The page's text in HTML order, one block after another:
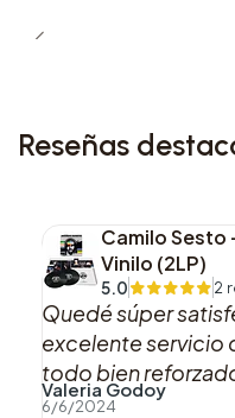
Reseñas
Camilo Sesto
Vinilo (2LP)
5.0
Quedé súper
excelente servicio
todo bien
buena atención y
Valeria Godoy
6/6/2024